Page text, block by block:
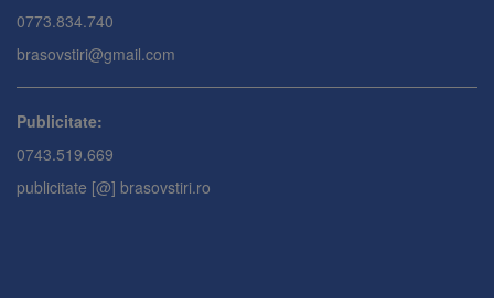
0773.834.740
brasovstiri@gmail.com
Publicitate:
0743.519.669
publicitate [@] brasovstiri.ro